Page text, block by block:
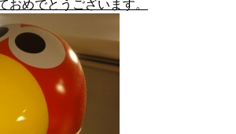
めでとうございます。